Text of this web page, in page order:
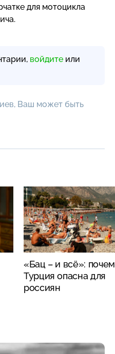
для мотоцикла
войдите или
Ваш может быть
«Бац – и всё»:
Турция опасна для
россиян